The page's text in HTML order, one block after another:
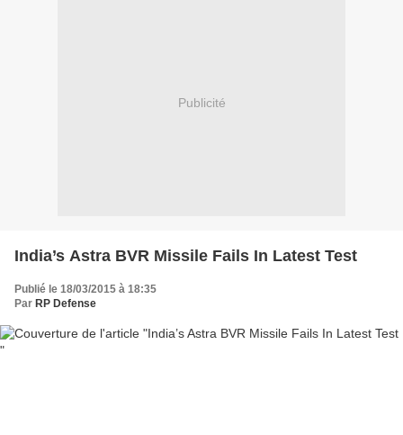
Publicité
India’s Astra BVR Missile Fails In Latest Test
Publié le 18/03/2015 à 18:35
Par RP Defense